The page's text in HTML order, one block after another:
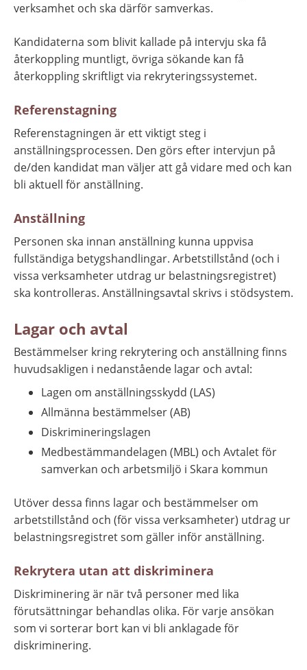
verksamhet och ska därför samverkas.
Kandidaterna som blivit kallade på intervju ska få
återkoppling muntligt, övriga sökande kan få
återkoppling skriftligt via rekryteringssystemet.
Referenstagning
Referenstagningen är ett viktigt steg i
anställningsprocessen. Den görs efter intervjun på
de/den kandidat man väljer att gå vidare med och kan
bli aktuell för anställning.
Anställning
Personen ska innan anställning kunna uppvisa
fullständiga betygshandlingar. Arbetstillstånd (och i
vissa verksamheter utdrag ur belastningsregistret)
ska kontrolleras. Anställningsavtal skrivs i stödsystem.
Lagar och avtal
Bestämmelser kring rekrytering och anställning finns
huvudsakligen i nedanstående lagar och avtal:
Lagen om anställningsskydd (LAS)
Allmänna bestämmelser (AB)
Diskrimineringslagen
Medbestämmandelagen (MBL) och Avtalet för
samverkan och arbetsmiljö i Skara kommun
Utöver dessa finns lagar och bestämmelser om
arbetstillstånd och (för vissa verksamheter) utdrag ur
belastningsregistret som gäller inför anställning.
Rekrytera utan att diskriminera
Diskriminering är när två personer med lika
förutsättningar behandlas olika. För varje ansökan
som vi sorterar bort kan vi bli anklagade för
diskriminering.